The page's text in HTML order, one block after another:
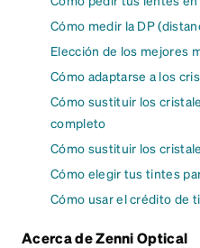
Cómo medir la DP
Elección de los mejores
Cómo adaptarse a los
Cómo sustituir los
completo
Cómo sustituir los
Cómo elegir tus tintes
Cómo usar el crédito de
Acerca de Zenni Optical